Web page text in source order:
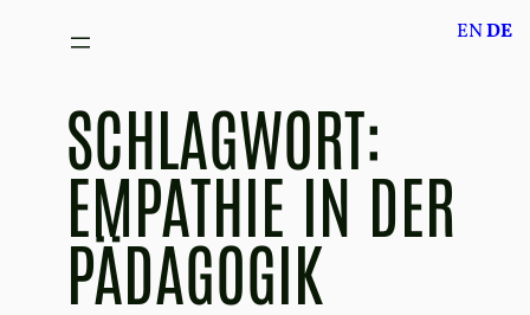
SCHLAGWORT:
EMPATHIE IN DER
PÄDAGOGIK
ENDE